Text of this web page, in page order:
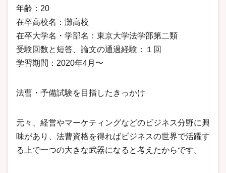
年齢：20
在卒高校名：灘高校
在卒大学名・学部名：東京大学法学部第二類
受験回数と短答、論文の通過経験：１回
学習期間：2020年4月〜
法曹・予備試験を目指したきっかけ
元々、経営やマーケティングなどのビジネス分野に興
味があり、法曹資格を得ればビジネスの世界で活躍す
る上で一つの大きな武器になると考えたからです。